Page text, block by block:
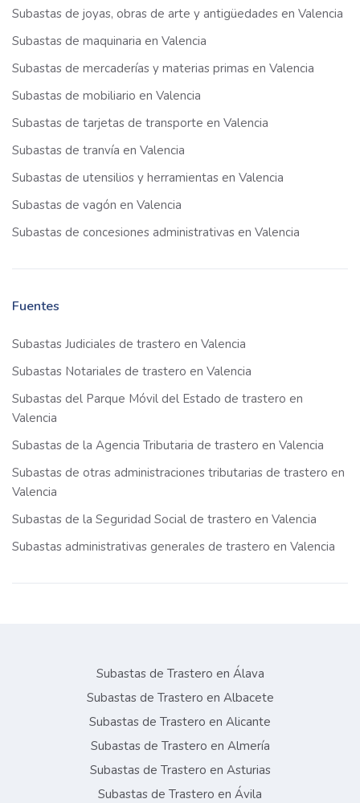
Subastas de joyas, obras de arte y antigüedades en Valencia
Subastas de maquinaria en Valencia
Subastas de mercaderías y materias primas en Valencia
Subastas de mobiliario en Valencia
Subastas de tarjetas de transporte en Valencia
Subastas de tranvía en Valencia
Subastas de utensilios y herramientas en Valencia
Subastas de vagón en Valencia
Subastas de concesiones administrativas en Valencia
Fuentes
Subastas Judiciales de trastero en Valencia
Subastas Notariales de trastero en Valencia
Subastas del Parque Móvil del Estado de trastero en
Valencia
Subastas de la Agencia Tributaria de trastero en Valencia
Subastas de otras administraciones tributarias de trastero en
Valencia
Subastas de la Seguridad Social de trastero en Valencia
Subastas administrativas generales de trastero en Valencia
Subastas de Trastero en Álava
Subastas de Trastero en Albacete
Subastas de Trastero en Alicante
Subastas de Trastero en Almería
Subastas de Trastero en Asturias
Subastas de Trastero en Ávila